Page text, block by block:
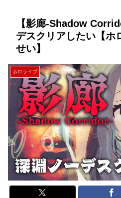
【影廊-Shadow
デスクリアしたい【ホ
せい】
ホロライブ